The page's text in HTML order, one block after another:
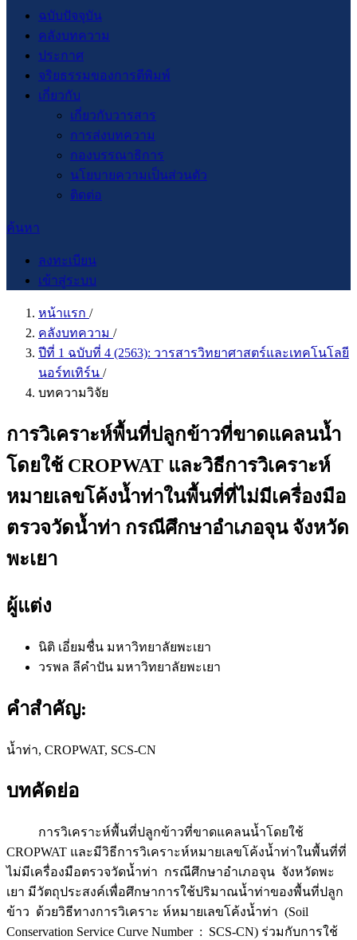
ฉบับปัจจุบัน
คลังบทความ
ประกาศ
จริยธรรมของการตีพิมพ์
เกี่ยวกับ
เกี่ยวกับวารสาร
การส่งบทความ
กองบรรณาธิการ
นโยบายความเป็นส่วนตัว
ติดต่อ
ค้นหา
ลงทะเบียน
เข้าสู่ระบบ
หน้าแรก /
คลังบทความ /
ปีที่ 1 ฉบับที่ 4 (2563): วารสารวิทยาศาสตร์และเทคโนโลยี
นอร์ทเทิร์น /
บทความวิจัย
การวิเคราะห์พื้นที่ปลูกข้าวที่ขาดแคลนน้ำ
โดยใช้ CROPWAT และวิธีการวิเคราะห์
หมายเลขโค้งน้ำท่าในพื้นที่ที่ไม่มีเครื่องมือ
ตรวจวัดน้ำท่า กรณีศึกษาอำเภอจุน จังหวัด
พะเยา
ผู้แต่ง
นิติ เอี่ยมชื่น มหาวิทยาลัยพะเยา
วรพล ลีคําปัน มหาวิทยาลัยพะเยา
คำสำคัญ:
น้ำท่า, CROPWAT, SCS-CN
บทคัดย่อ
การวิเคราะห์พื้นที่ปลูกข้าวที่ขาดแคลนน้ำโดยใช้
CROPWAT และมีวิธีการวิเคราะห์หมายเลขโค้งน้ำท่าในพื้นที่ที่
ไม่มีเครื่องมือตรวจวัดน้ำท่า กรณีศึกษาอําเภอจุน จังหวัดพะ
เยา มีวัตถุประสงค์เพื่อศึกษาการใช้ปริมาณน้ำท่าของพื้นที่ปลูก
ข้าว ด้วยวิธีทางการวิเคราะ ห์หมายเลขโค้งน้ำท่า (Soil
Conservation Service Curve Number : SCS-CN) ร่วมกับการใช้